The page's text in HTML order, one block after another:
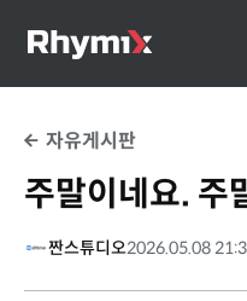
자유게시판
주말이네요. 주
짠스튜디오2026.05.08